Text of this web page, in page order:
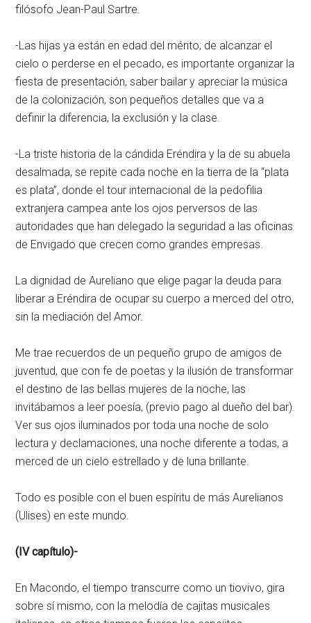
filósofo Jean-Paul Sartre.
-Las hijas ya están en edad del mérito; de alcanzar el
cielo o perderse en el pecado, es importante organizar la
fiesta de presentación, saber bailar y apreciar la música
de la colonización, son pequeños detalles que va a
definir la diferencia, la exclusión y la clase.
-La triste historia de la cándida Eréndira y la de su abuela
desalmada, se repite cada noche en la tierra de la “plata
es plata”, donde el tour internacional de la pedofilia
extranjera campea ante los ojos perversos de las
autoridades que han delegado la seguridad a las oficinas
de Envigado que crecen como grandes empresas.
La dignidad de Aureliano que elige pagar la deuda para
liberar a Eréndira de ocupar su cuerpo a merced del otro,
sin la mediación del Amor.
Me trae recuerdos de un pequeño grupo de amigos de
juventud, que con fe de poetas y la ilusión de transformar
el destino de las bellas mujeres de la noche, las
invitábamos a leer poesía, (previo pago al dueño del bar).
Ver sus ojos iluminados por toda una noche de solo
lectura y declamaciones, una noche diferente a todas, a
merced de un cielo estrellado y de luna brillante.
Todo es posible con el buen espíritu de más Aurelianos
(Ulises) en este mundo.
(IV capítulo)-
En Macondo, el tiempo transcurre como un tiovivo, gira
sobre sí mismo, con la melodía de cajitas musicales